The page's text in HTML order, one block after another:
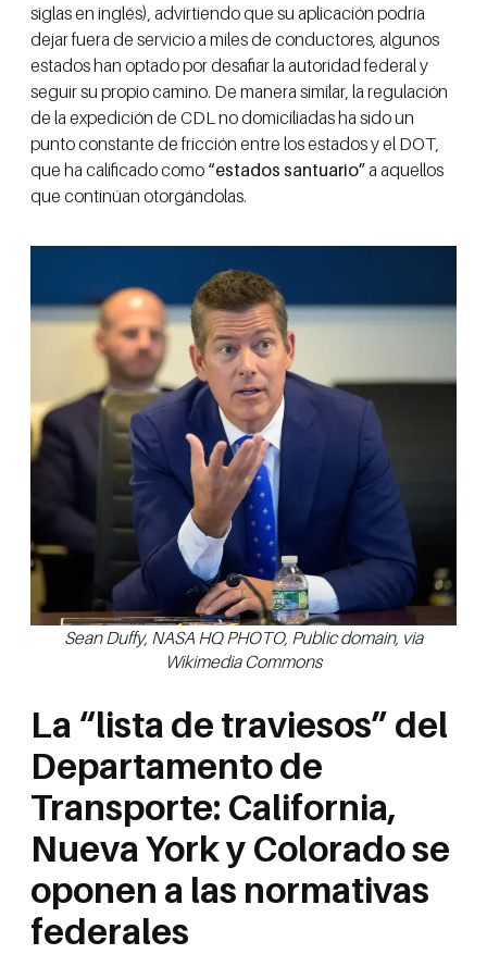
siglas en inglés), advirtiendo que su aplicación podría
dejar fuera de servicio a miles de conductores, algunos
estados han optado por desafiar la autoridad federal y
seguir su propio camino. De manera similar, la regulación
de la expedición de CDL no domiciliadas ha sido un
punto constante de fricción entre los estados y el DOT,
que ha calificado como “estados santuario”a aquellos
que continúan otorgándolas.
Sean Duffy, NASA HQ PHOTO, Public domain, via
Wikimedia Commons
La “lista de traviesos” del
Departamento de
Transporte: California,
Nueva York y Colorado se
oponen a las normativas
federales